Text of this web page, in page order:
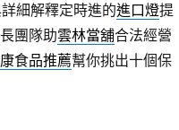
細解釋定時進的進口燈提
團隊助雲林當舖合法經營
食品推薦幫你挑出十個保